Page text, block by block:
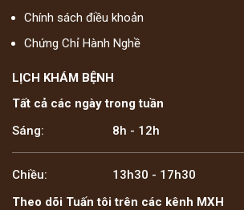
Chính sách điều khoản
Chứng Chỉ Hành Nghề
LỊCH KHÁM BỆNH
Tất cả các ngày trong tuần
Sáng:
8h - 12h
Chiều:
13h30 - 17h30
Theo dõi Tuấn tôi trên các kênh MXH